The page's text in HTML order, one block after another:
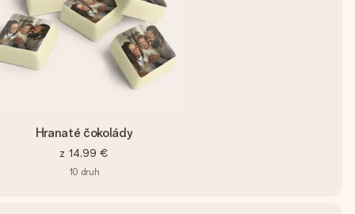
Hranaté čokolády
z 14,99 €
10 druh